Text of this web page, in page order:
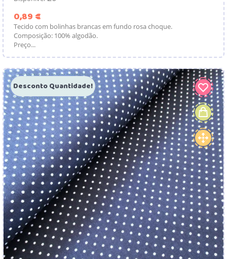
0,89 €
Tecido com bolinhas brancas em fundo rosa choque.
Composição: 100% algodão.
Preço...
Desconto Quantidade!